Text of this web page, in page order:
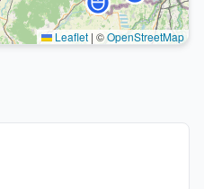
Leaflet | ©OpenStreetMap